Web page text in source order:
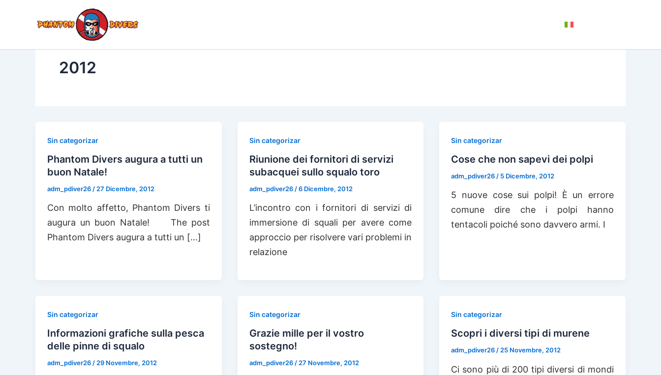
2012
Sin categorizar
Phantom Divers augura a tutti un
buon Natale!
adm_pdiver26 / 27 Dicembre, 2012
Con molto affetto, Phantom Divers ti
augura un buon Natale! The post
Phantom Divers augura a tutti un […]
Sin categorizar
Riunione dei fornitori di servizi
subacquei sullo squalo toro
adm_pdiver26 /6 Dicembre, 2012
L’incontro con i fornitori di servizi di
immersione di squali per avere come
approccio per risolvere vari problemi in
relazione
Sin categorizar
Cose che non sapevi dei polpi
adm_pdiver26 / 5 Dicembre, 2012
5 nuove cose sui polpi! È un errore
comune dire che i polpi hanno
tentacoli poiché sono davvero armi. I
Sin categorizar
Informazioni grafiche sulla pesca
delle pinne di squalo
adm_pdiver26 / 29 Novembre, 2012
Sin categorizar
Grazie mille per il vostro
sostegno!
adm_pdiver26 / 27 Novembre, 2012
Sin categorizar
Scopri i diversi tipi di murene
adm_pdiver26 / 25 Novembre, 2012
Ci sono più di 200 tipi diversi di mondi